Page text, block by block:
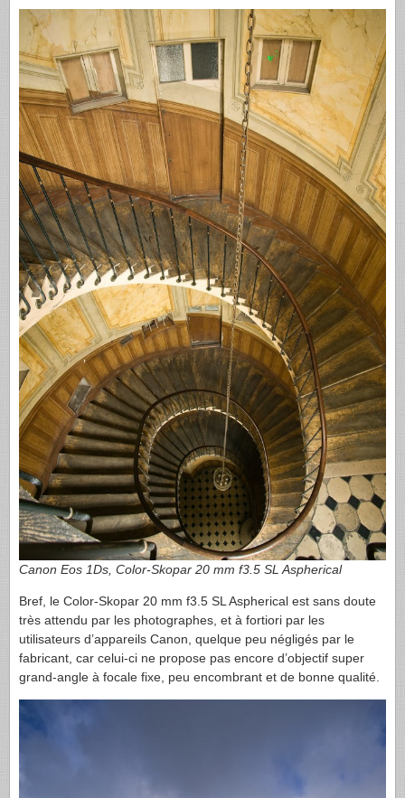
Canon Eos 1Ds, Color-Skopar 20 mm f3.5 SL Aspherical
Bref, le Color-Skopar 20 mm f3.5 SL Aspherical est sans doute
très attendu par les photographes, et à fortiori par les
utilisateurs d’appareils Canon, quelque peu négligés par le
fabricant, car celui-ci ne propose pas encore d’objectif super
grand-angle à focale fixe, peu encombrant et de bonne qualité.